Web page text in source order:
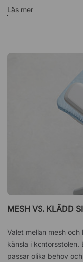
Läs mer
MESH VS. KLÄDD
Valet mellan mesh
känsla i kontorsstolen.
passar olika behov